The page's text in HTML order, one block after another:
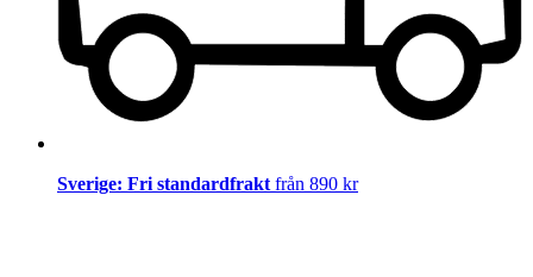
Sverige: Fri standardfrakt från 890 kr